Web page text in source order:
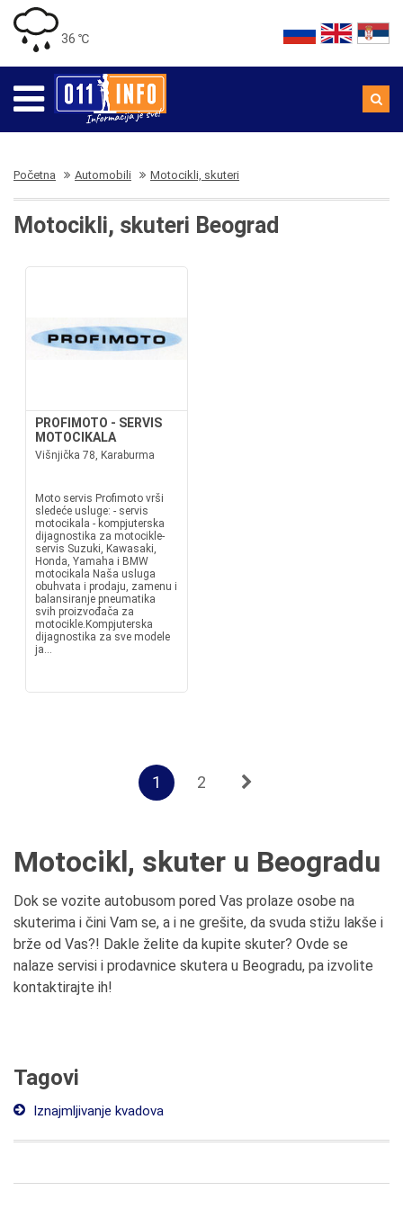
36 ℃
Početna Automobili Motocikli, skuteri
Motocikli, skuteri Beograd
PROFIMOTO - SERVIS
MOTOCIKALA
Višnjička 78, Karaburma
Moto servis Profimoto vrši
sledeće usluge: - servis
motocikala - kompjuterska
dijagnostika za motocikle-
servis Suzuki, Kawasaki,
Honda, Yamaha i BMW
motocikala Naša usluga
obuhvata i prodaju, zamenu i
balansiranje pneumatika
svih proizvođača za
motocikle.Kompjuterska
dijagnostika za sve modele
ja...
1 2
Motocikl, skuter u Beogradu
Dok se vozite autobusom pored Vas prolaze osobe na
skuterima i čini Vam se, a i ne grešite, da svuda stižu lakše i
brže od Vas?! Dakle želite da kupite skuter? Ovde se
nalaze servisi i prodavnice skutera u Beogradu, pa izvolite
kontaktirajte ih!
Tagovi
Iznajmljivanje kvadova